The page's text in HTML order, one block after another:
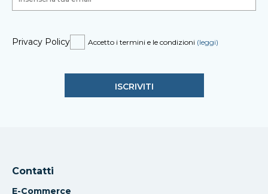
Privacy Policy Accetto i termini e le condizioni (leggi)
Contatti
E-Commerce